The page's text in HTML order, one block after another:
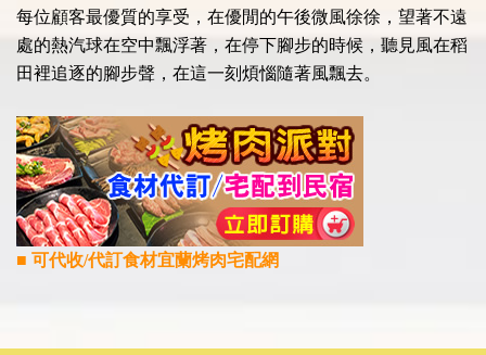
每位顧客最優質的享受，在優閒的午後微風徐徐，望著不遠
處的熱汽球在空中飄浮著，在停下腳步的時候，聽見風在稻
田裡追逐的腳步聲，在這一刻煩惱隨著風飄去。
■ 可代收/代訂食材宜蘭烤肉宅配網​